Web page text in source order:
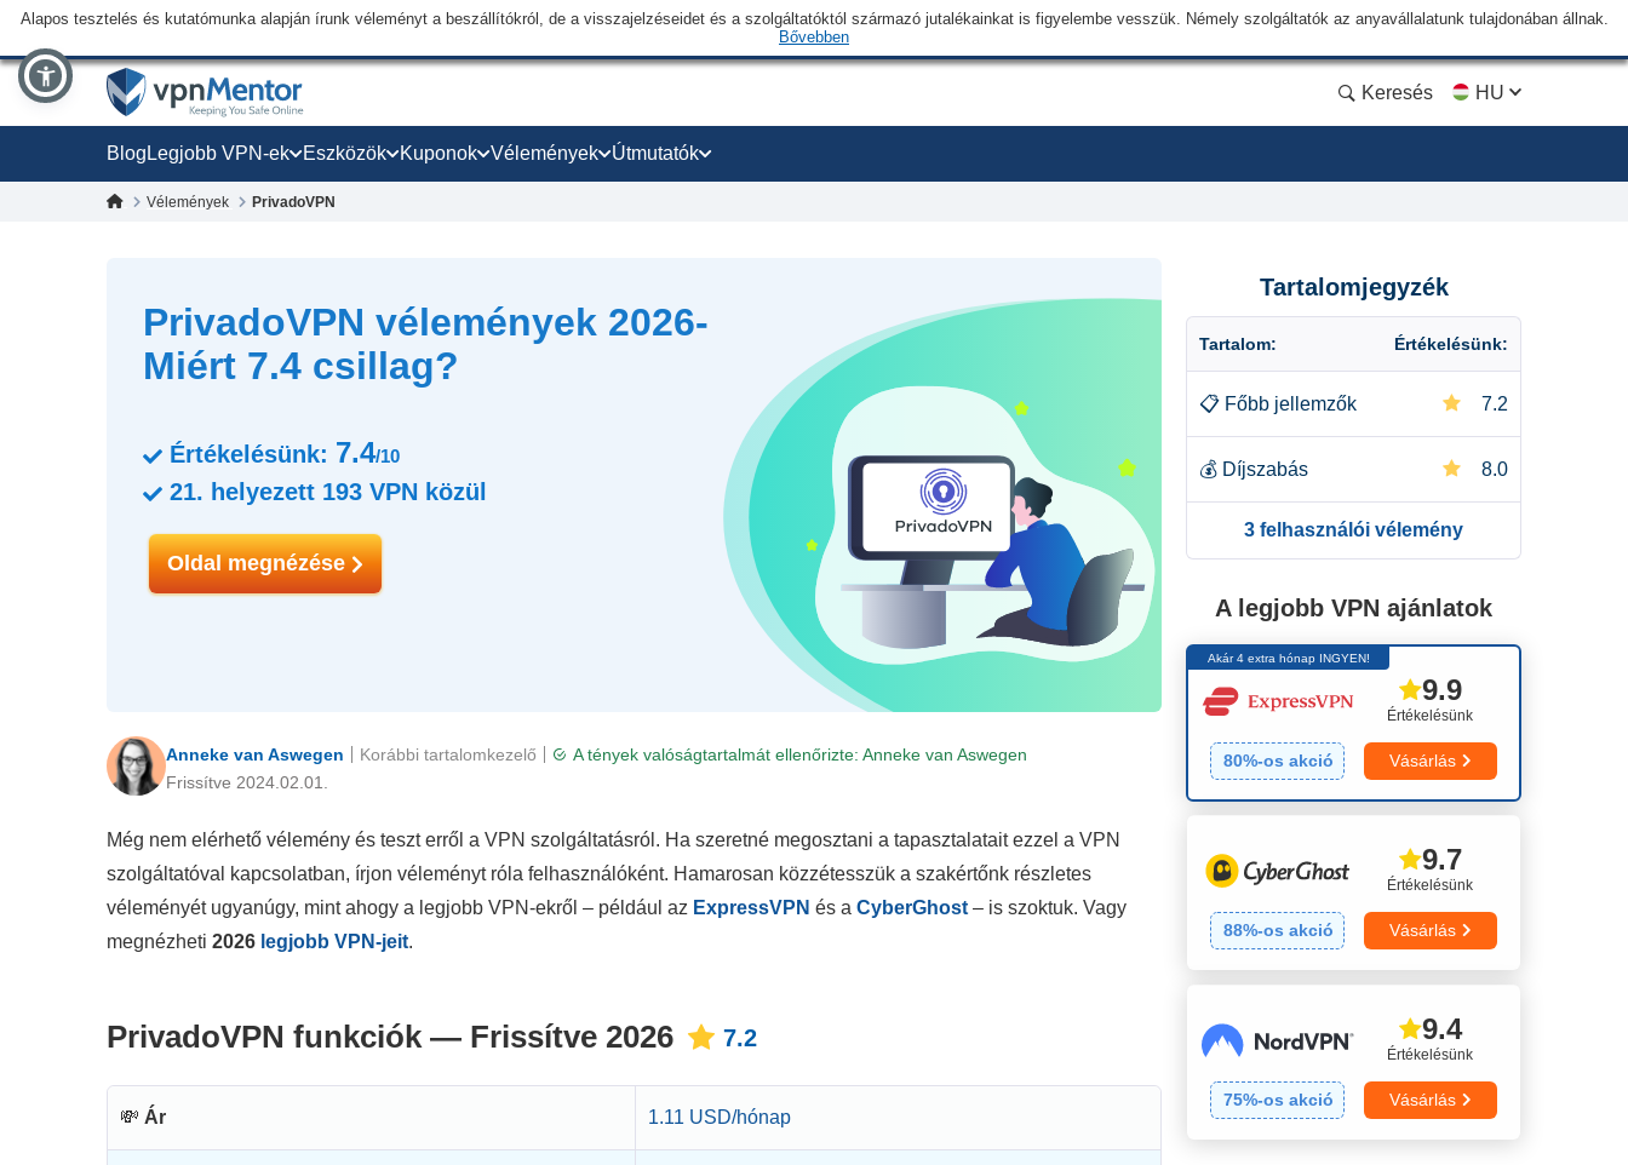
Alapos tesztelés és kutatómunka alapján írunk véleményt a beszállítókról, de a visszajelzéseidet és a szolgáltatóktól származó jutalékainkat is figyelembe vesszük. Némely szolgáltatók az anyavállalatunk tulajdonában állnak.
Bővebben
Keresés HU
Blog Legjobb VPN-ek Eszközök Kuponok Vélemények Útmutatók
Vélemények PrivadoVPN
PrivadoVPN vélemények 2026-
Miért 7.4 csillag?
Értékelésünk: 7.4/10
21. helyezett 193 VPN közül
Oldal megnézése
Anneke van Aswegen
Frissítve 2024.02.01.
A tények valóságtartalmát ellenőrizte: Anneke van Aswegen
Korábbi tartalomkezelő
Még nem elérhető vélemény és teszt erről a VPN szolgáltatásról. Ha szeretné megosztani a tapasztalatait ezzel a VPN
szolgáltatóval kapcsolatban, írjon véleményt róla felhasználóként. Hamarosan közzétesszük a szakértőnk részletes
véleményét ugyanúgy, mint ahogy a legjobb VPN-ekről – például az ExpressVPN és a CyberGhost – is szoktuk. Vagy
megnézheti 2026 legjobb VPN-jeit.
PrivadoVPN funkciók — Frissítve 2026 7.2
💸 Ár 1.11 USD/hónap
Tartalomjegyzék
Tartalom: Értékelésünk:
📋 Főbb jellemzők 7.2
💰 Díjszabás 8.0
3 felhasználói vélemény
A legjobb VPN ajánlatok
Akár 4 extra hónap INGYEN!
Értékelésünk
9.9
80%-os akció Vásárlás
Értékelésünk
9.7
88%-os akció Vásárlás
Értékelésünk
9.4
75%-os akció Vásárlás